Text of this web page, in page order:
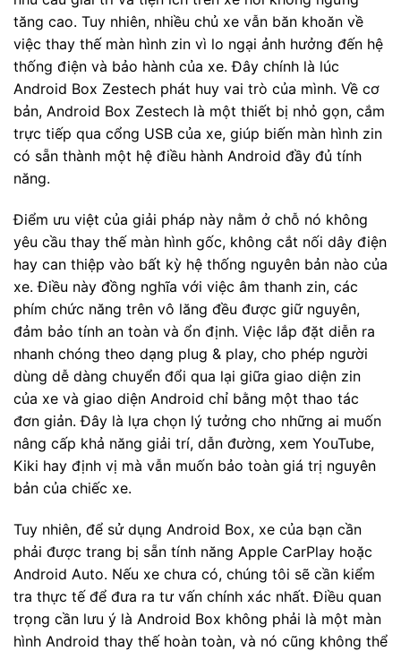
tăng cao. Tuy nhiên, nhiều chủ xe vẫn băn khoăn về
việc thay thế màn hình zin vì lo ngại ảnh hưởng đến hệ
thống điện và bảo hành của xe. Đây chính là lúc
Android Box Zestech phát huy vai trò của mình. Về cơ
bản, Android Box Zestech là một thiết bị nhỏ gọn, cắm
trực tiếp qua cổng USB của xe, giúp biến màn hình zin
có sẵn thành một hệ điều hành Android đầy đủ tính
năng.
Điểm ưu việt của giải pháp này nằm ở chỗ nó không
yêu cầu thay thế màn hình gốc, không cắt nối dây điện
hay can thiệp vào bất kỳ hệ thống nguyên bản nào của
xe. Điều này đồng nghĩa với việc âm thanh zin, các
phím chức năng trên vô lăng đều được giữ nguyên,
đảm bảo tính an toàn và ổn định. Việc lắp đặt diễn ra
nhanh chóng theo dạng plug & play, cho phép người
dùng dễ dàng chuyển đổi qua lại giữa giao diện zin
của xe và giao diện Android chỉ bằng một thao tác
đơn giản. Đây là lựa chọn lý tưởng cho những ai muốn
nâng cấp khả năng giải trí, dẫn đường, xem YouTube,
Kiki hay định vị mà vẫn muốn bảo toàn giá trị nguyên
bản của chiếc xe.
Tuy nhiên, để sử dụng Android Box, xe của bạn cần
phải được trang bị sẵn tính năng Apple CarPlay hoặc
Android Auto. Nếu xe chưa có, chúng tôi sẽ cần kiểm
tra thực tế để đưa ra tư vấn chính xác nhất. Điều quan
trọng cần lưu ý là Android Box không phải là một màn
hình Android thay thế hoàn toàn, và nó cũng không thể